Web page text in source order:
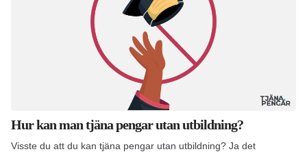
Hur kan man tjäna pengar utan utbildning?
Visste du att du kan tjäna pengar utan utbildning? Ja det